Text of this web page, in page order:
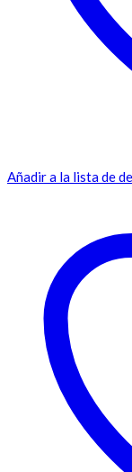
Añadir a la lista de